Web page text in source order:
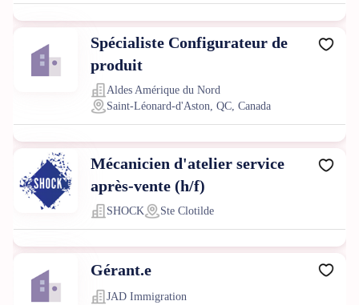
Spécialiste Configurateur de
produit
Aldes Amérique du Nord
Saint-Léonard-d'Aston, QC, Canada
Mécanicien d'atelier service
après-vente (h/f)
SHOCK Ste Clotilde
Gérant.e
JAD Immigration